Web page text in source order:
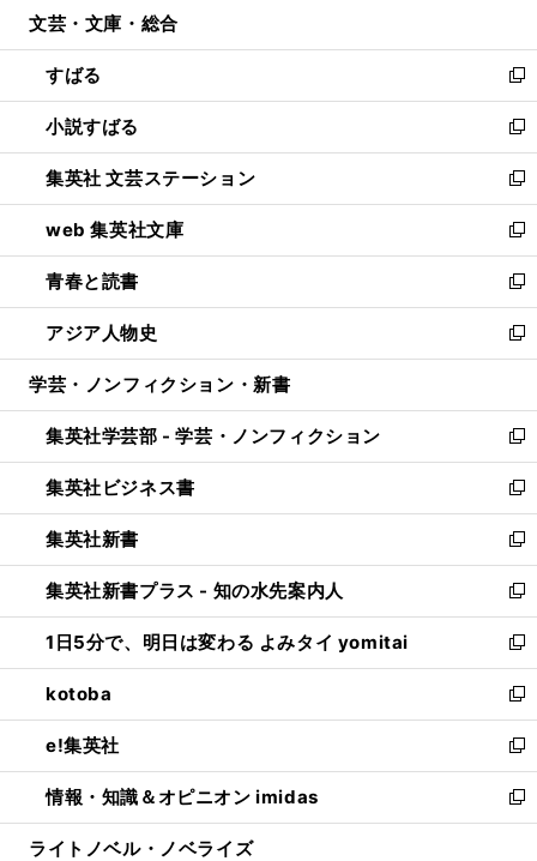
開
く
ウ
で
開
く
ン
ド
ウ
で
開
く
文芸・文庫・総合
すばる
新
し
い
ウ
ィ
ン
ド
ウ
で
開
く
小説すばる
新
し
い
ウ
ィ
ン
ド
ウ
で
開
集英社 文芸ステーション
新
し
い
ウ
ィ
ン
ド
ウ
開
く
web 集英社文庫
新
し
い
ウ
ィ
ン
ウ
で
開
く
青春と読書
新
し
い
ウ
ン
ド
ウ
で
開
く
アジア人物史
新
し
ウ
ィ
ン
ド
ウ
で
開
く
学芸・ノンフィクション・新書
集英社学芸部 - 学芸・ノンフィクション
新
し
い
ウ
ィ
ン
ド
ウ
で
開
く
集英社ビジネス書
新
し
い
ウ
ィ
ン
ド
ウ
で
開
く
集英社新書
新
し
い
ウ
ィ
ン
ド
ウ
で
開
く
集英社新書プラス - 知の水先案内人
新
し
い
ウ
ィ
ン
ド
ウ
で
開
1日5分で、明日は変わる よみタイ yomitai
新
し
い
ウ
ィ
ン
ド
ウ
kotoba
新
し
い
ウ
ィ
ン
e!集英社
新
し
い
ウ
情報・知識＆オピニオン imidas
新
し
ライトノベル・ノベライズ